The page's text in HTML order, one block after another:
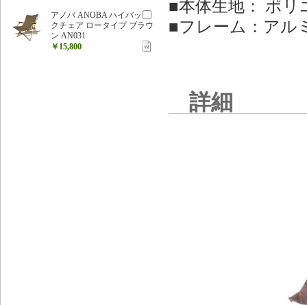
■本体生地： ポリ
■フレーム：アル
詳細
アノバ ANOBA ハイバッ
クチェア ロータイプ ブラウ
ン AN031
￥15,800